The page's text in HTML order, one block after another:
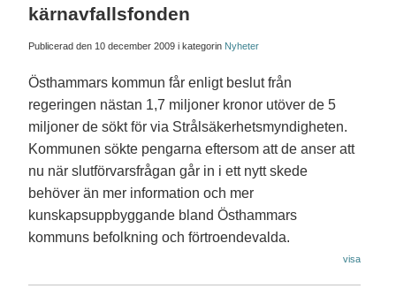
kärnavfallsfonden
Publicerad den 10 december 2009 i kategorin Nyheter
Östhammars kommun får enligt beslut från
regeringen nästan 1,7 miljoner kronor utöver de 5
miljoner de sökt för via Strålsäkerhetsmyndigheten.
Kommunen sökte pengarna eftersom att de anser att
nu när slutförvarsfrågan går in i ett nytt skede
behöver än mer information och mer
kunskapsuppbyggande bland Östhammars
kommuns befolkning och förtroendevalda.
visa